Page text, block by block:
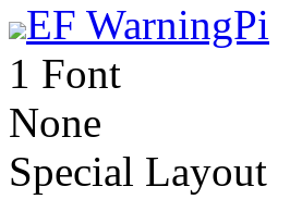
EF WarningPi
1 Font
None
Special Layout